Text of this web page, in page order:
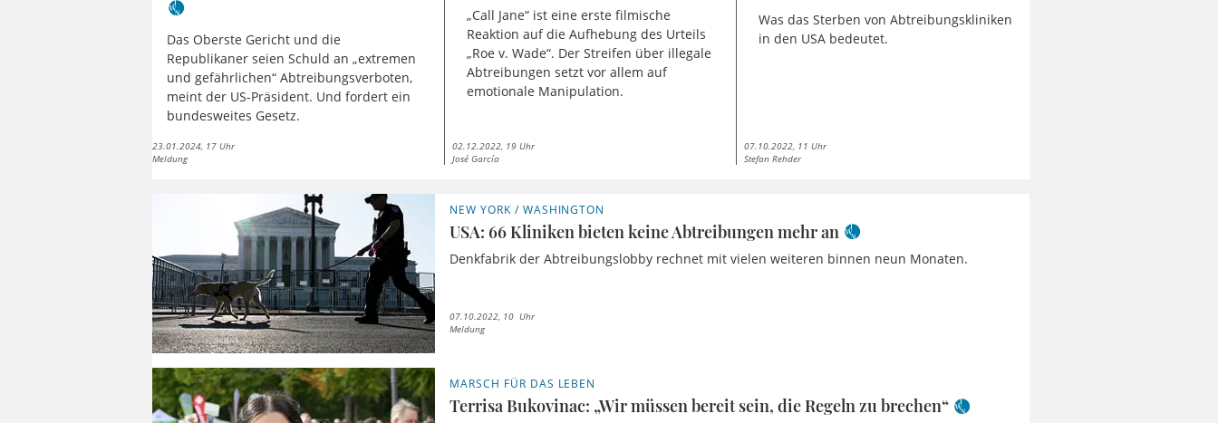
Das Oberste Gericht und die
Republikaner seien Schuld an „extremen
und gefährlichen“ Abtreibungsverboten,
meint der US-Präsident. Und fordert ein
bundesweites Gesetz.
23.01.2024, 17 Uhr
Meldung
„Call Jane“ ist eine erste filmische
Reaktion auf die Aufhebung des Urteils
„Roe v. Wade“. Der Streifen über illegale
Abtreibungen setzt vor allem auf
emotionale Manipulation.
02.12.2022, 19 Uhr
José García
Was das Sterben von Abtreibungskliniken
in den USA bedeutet.
07.10.2022, 11 Uhr
Stefan Rehder
NEW YORK / WASHINGTON
USA: 66 Kliniken bieten keine Abtreibungen mehr an
Denkfabrik der Abtreibungslobby rechnet mit vielen weiteren binnen neun Monaten.
07.10.2022, 10 Uhr
Meldung
MARSCH FÜR DAS LEBEN
Terrisa Bukovinac: „Wir müssen bereit sein, die Regeln zu brechen“